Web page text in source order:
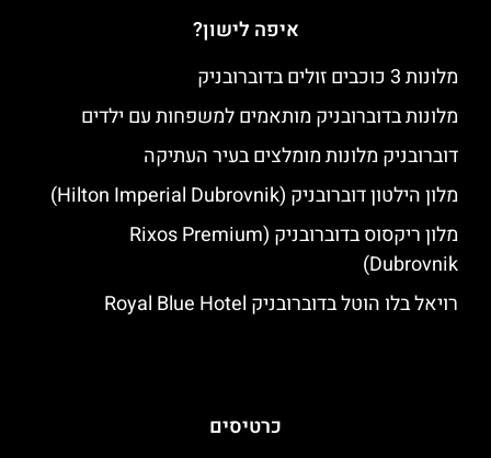
איפה לישון?
מלונות 3 כוכבים זולים בדוברובניק
מלונות בדוברובניק מותאמים למשפחות עם ילדים
דוברובניק מלונות מומלצים בעיר העתיקה
מלון הילטון דוברובניק (Hilton Imperial Dubrovnik)
מלון ריקסוס בדוברובניק (Rixos Premium
Dubrovnik)
רויאל בלו הוטל בדוברובניק Royal Blue Hotel
כרטיסים